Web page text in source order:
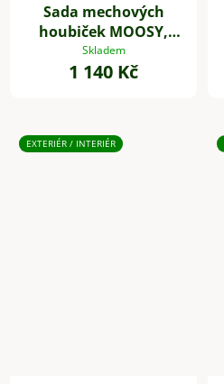
Sada mechových
houbiček MOOSY,
plast, zelená
Skladem
1 140 Kč
EXTERIÉR / INTERIÉR